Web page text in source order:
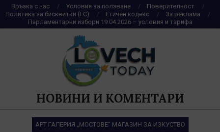
Skip
to
content
Връзка с нас Условия за ползване
Поверителност
Политика за бисквитки (ЕС)
Етичен кодекс
За реклама
Парламентарни избори 19.04.2026 – условия и тарифа
НОВИНИ И КОМЕНТАРИ
АРТ ГАЛЕРИЯ „МОСТОВЕ“ МАГАЗИН ЗА ИЗКУСТВО